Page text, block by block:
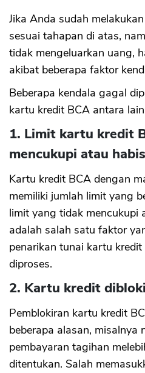
Jika Anda sudah
sesuai tahapan di atas,
tidak mengeluarkan uang,
akibat beberapa faktor
Beberapa kendala gagal
kartu kredit BCA antara
1. Limit kartu kredit
mencukupi atau habis
Kartu kredit BCA dengan
memiliki jumlah limit yang
limit yang tidak mencukupi
adalah salah satu faktor
penarikan tunai kartu
diproses.
2. Kartu kredit
Pemblokiran kartu kredit
beberapa alasan, misalnya
pembayaran tagihan
ditentukan. Salah